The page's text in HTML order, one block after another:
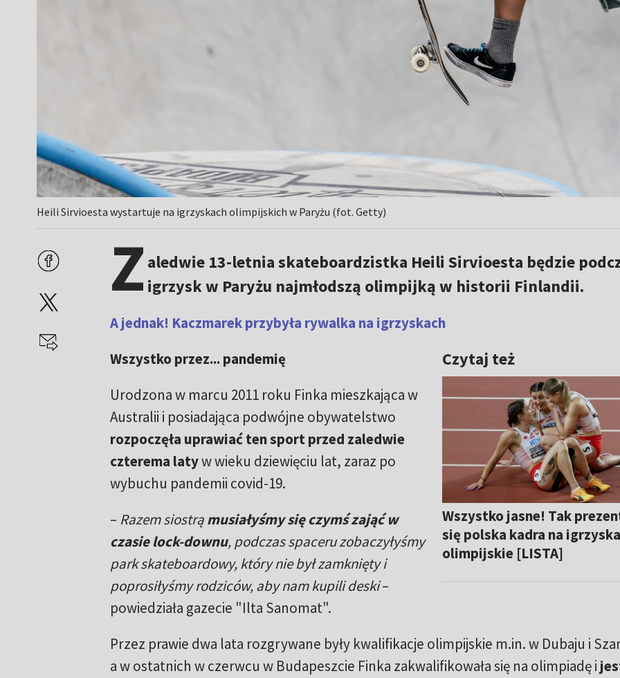
Heili Sirvioesta wystartuje na igrzyskach olimpijskich w Paryżu (fot. Getty)
Z aledwie 13-letnia skateboardzistka Heili Sirvioesta będzie
igrzysk w Paryżu najmłodszą olimpijką w historii Finlandii.
A jednak! Kaczmarek przybyła rywalka na igrzyskach
Czytaj też
Wszystko jasne! Tak
się polska kadra na
olimpijskie [LISTA]
Wszystko przez... pandemię
Urodzona w marcu 2011 roku Finka mieszkająca w
Australii i posiadająca podwójne obywatelstwo
rozpoczęła uprawiać ten sport przed zaledwie
czterema latyw wieku dziewięciu lat, zaraz po
wybuchu pandemii covid-19.
– Razem siostrąmusiałyśmy się czymś zająć w
czasie lock-downu, podczas spaceru zobaczyłyśmy
park skateboardowy, który nie był zamknięty i
poprosiłyśmy rodziców, aby nam kupili deski–
powiedziała gazecie "Ilta Sanomat".
Przez prawie dwa lata rozgrywane były kwalifikacje olimpijskie m.in. w Dubaju i
a w ostatnich w czerwcu w Budapeszcie Finka zakwalifikowała się na olimpiadę i